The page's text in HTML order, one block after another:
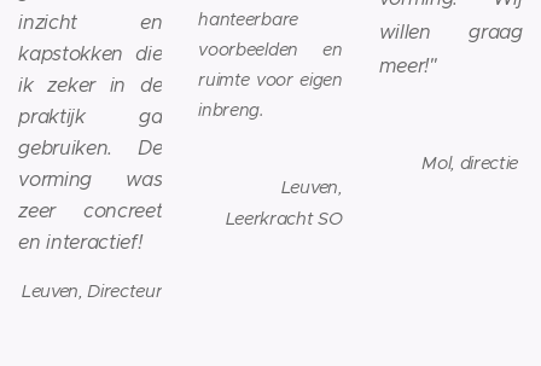
inzicht en
kapstokken die
ik zeker in de
praktijk ga
gebruiken. De
vorming was
zeer concreet
en interactief!
Leuven, Directeur
hanteerbare
voorbeelden en
ruimte voor eigen
inbreng.
Leuven,
Leerkracht SO
willen graag
meer!"
Mol, directie